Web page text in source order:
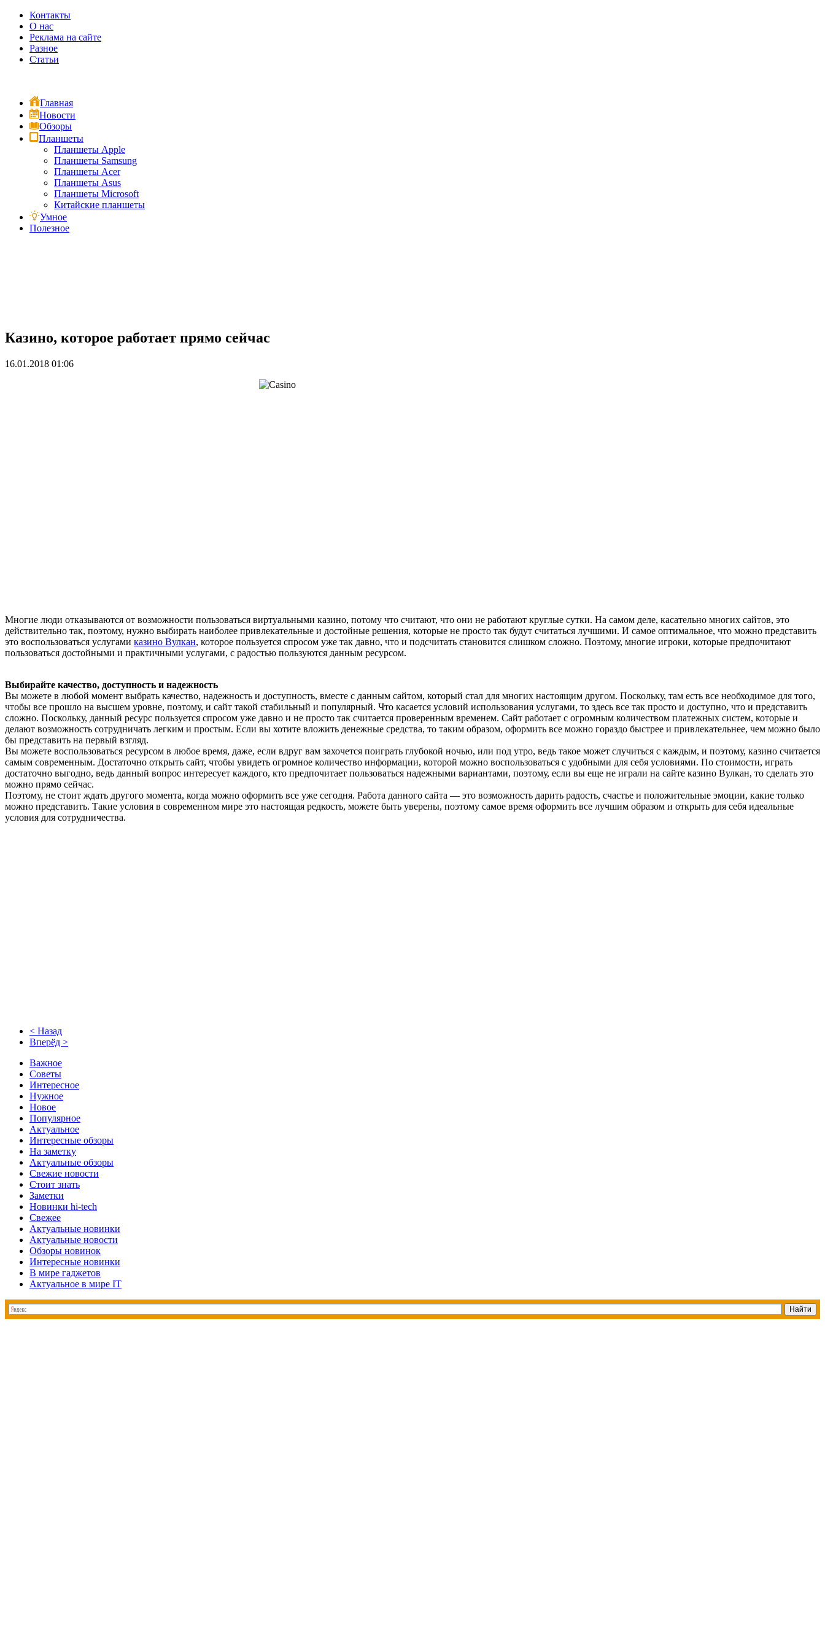
Контакты
О нас
Реклама на сайте
Разное
Статьи
Главная
Новости
Обзоры
Планшеты
Планшеты Apple
Планшеты Samsung
Планшеты Acer
Планшеты Asus
Планшеты Microsoft
Китайские планшеты
Умное
Полезное
Казино, которое работает прямо сейчас
16.01.2018 01:06
Многие люди отказываются от возможности пользоваться виртуальными казино, потому что считают, что они не работают круглые сутки. На самом деле, касательно многих сайтов, это
действительно так, поэтому, нужно выбирать наиболее привлекательные и достойные решения, которые не просто так будут считаться лучшими. И самое оптимальное, что можно представить
это воспользоваться услугами казино Вулкан, которое пользуется спросом уже так давно, что и подсчитать становится слишком сложно. Поэтому, многие игроки, которые предпочитают
пользоваться достойными и практичными услугами, с радостью пользуются данным ресурсом.
Выбирайте качество, доступность и надежность
Вы можете в любой момент выбрать качество, надежность и доступность, вместе с данным сайтом, который стал для многих настоящим другом. Поскольку, там есть все необходимое для того,
чтобы все прошло на высшем уровне, поэтому, и сайт такой стабильный и популярный. Что касается условий использования услугами, то здесь все так просто и доступно, что и представить
сложно. Поскольку, данный ресурс пользуется спросом уже давно и не просто так считается проверенным временем. Сайт работает с огромным количеством платежных систем, которые и
делают возможность сотрудничать легким и простым. Если вы хотите вложить денежные средства, то таким образом, оформить все можно гораздо быстрее и привлекательнее, чем можно было
бы представить на первый взгляд.
Вы можете воспользоваться ресурсом в любое время, даже, если вдруг вам захочется поиграть глубокой ночью, или под утро, ведь такое может случиться с каждым, и поэтому, казино считается
самым современным. Достаточно открыть сайт, чтобы увидеть огромное количество информации, которой можно воспользоваться с удобными для себя условиями. По стоимости, играть
достаточно выгодно, ведь данный вопрос интересует каждого, кто предпочитает пользоваться надежными вариантами, поэтому, если вы еще не играли на сайте казино Вулкан, то сделать это
можно прямо сейчас.
Поэтому, не стоит ждать другого момента, когда можно оформить все уже сегодня. Работа данного сайта — это возможность дарить радость, счастье и положительные эмоции, какие только
можно представить. Такие условия в современном мире это настоящая редкость, можете быть уверены, поэтому самое время оформить все лучшим образом и открыть для себя идеальные
условия для сотрудничества.
< Назад
Вперёд >
Важное
Советы
Интересное
Нужное
Новое
Популярное
Актуальное
Интересные обзоры
На заметку
Актуальные обзоры
Свежие новости
Стоит знать
Заметки
Новинки hi-tech
Свежее
Актуальные новинки
Актуальные новости
Обзоры новинок
Интересные новинки
В мире гаджетов
Актуальное в мире IT